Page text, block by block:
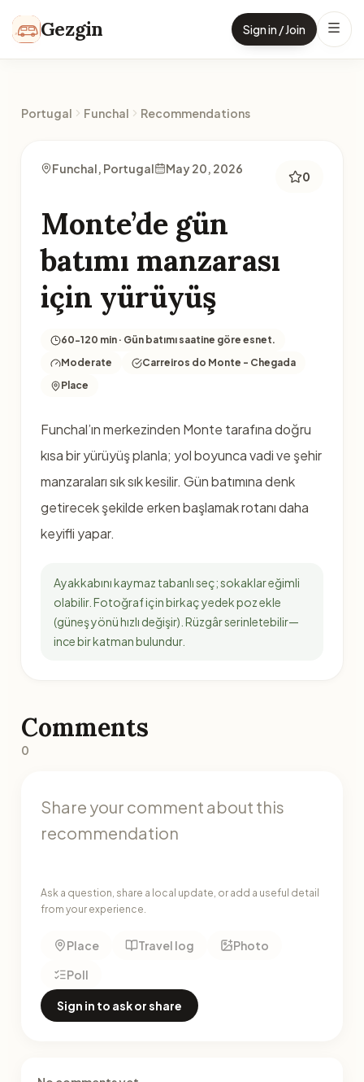
Gezgin Sign in / Join
Portugal Funchal Recommendations
Funchal, Portugal May 20, 2026
0
Monte’de gün
batımı manzarası
için yürüyüş
60-120 min · Gün batımı saatine göre esnet.
Moderate
Carreiros do Monte - Chegada
Place
Funchal’ın merkezinden Monte tarafına doğru
kısa bir yürüyüş planla; yol boyunca vadi ve şehir
manzaraları sık sık kesilir. Gün batımına denk
getirecek şekilde erken başlamak rotanı daha
keyifli yapar.
Ayakkabını kaymaz tabanlı seç; sokaklar eğimli
olabilir. Fotoğraf için birkaç yedek poz ekle
(güneş yönü hızlı değişir). Rüzgâr serinletebilir—
ince bir katman bulundur.
Comments
0
Ask a question, share a local update, or add a useful detail
from your experience.
Place Travel log
Photo
Poll
Sign in to ask or share